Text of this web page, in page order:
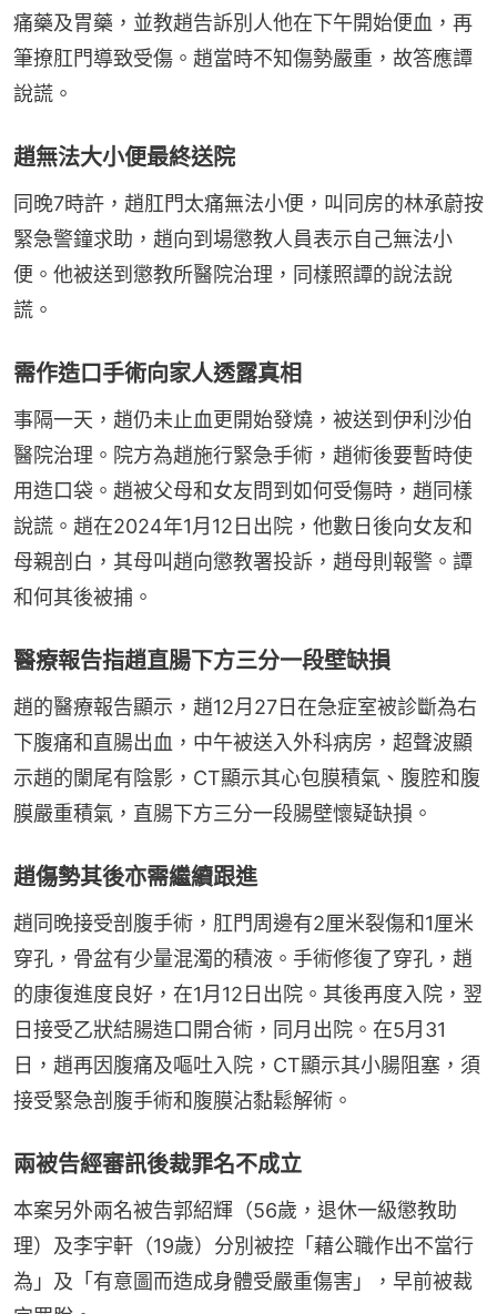
痛藥及胃藥，並教趙告訴別人他在下午開始便血，再
筆撩肛門導致受傷。趙當時不知傷勢嚴重，故答應譚
說謊。
趙無法大小便最終送院
同晚7時許，趙肛門太痛無法小便，叫同房的林承蔚按
緊急警鐘求助，趙向到場懲教人員表示自己無法小
便。他被送到懲教所醫院治理，同樣照譚的說法說
謊。
需作造口手術向家人透露真相
事隔一天，趙仍未止血更開始發燒，被送到伊利沙伯
醫院治理。院方為趙施行緊急手術，趙術後要暫時使
用造口袋。趙被父母和女友問到如何受傷時，趙同樣
說謊。趙在2024年1月12日出院，他數日後向女友和
母親剖白，其母叫趙向懲教署投訴，趙母則報警。譚
和何其後被捕。
醫療報告指趙直腸下方三分一段壁缺損
趙的醫療報告顯示，趙12月27日在急症室被診斷為右
下腹痛和直腸出血，中午被送入外科病房，超聲波顯
示趙的闌尾有陰影，CT顯示其心包膜積氣、腹腔和腹
膜嚴重積氣，直腸下方三分一段腸壁懷疑缺損。
趙傷勢其後亦需繼續跟進
趙同晚接受剖腹手術，肛門周邊有2厘米裂傷和1厘米
穿孔，骨盆有少量混濁的積液。手術修復了穿孔，趙
的康復進度良好，在1月12日出院。其後再度入院，翌
日接受乙狀結腸造口開合術，同月出院。在5月31
日，趙再因腹痛及嘔吐入院，CT顯示其小腸阻塞，須
接受緊急剖腹手術和腹膜沾黏鬆解術。
兩被告經審訊後裁罪名不成立
本案另外兩名被告郭紹輝（56歲，退休一級懲教助
理）及李宇軒（19歲）分別被控「藉公職作出不當行
為」及「有意圖而造成身體受嚴重傷害」，早前被裁